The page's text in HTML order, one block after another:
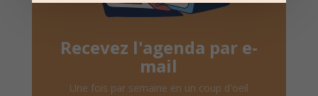
Recevez l'agenda par e-
mail
Une fois par semaine en un coup d'oeil